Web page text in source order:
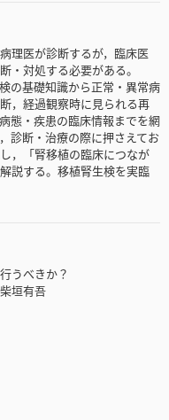
理医が診断するが，臨床医
・対処する必要がある。
の基礎知識から正常・異常病
，経過観察時に見られる再
態・疾患の臨床情報までを網
診断・治療の際に押さえてお
，「腎移植の臨床につなが
説する。移植腎生検を実臨
うべきか？
垣有吾